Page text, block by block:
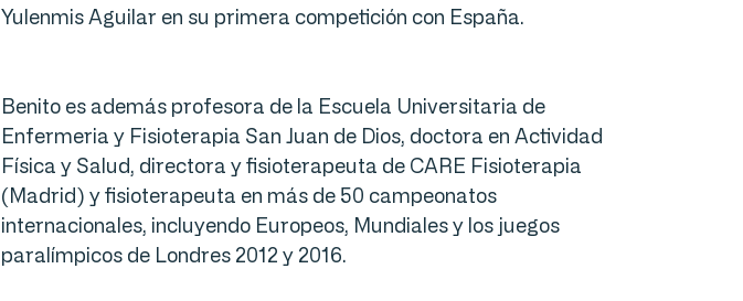
Yulenmis Aguilar en su primera competición con España.
Benito es además profesora de la Escuela Universitaria de
Enfermeria y Fisioterapia San Juan de Dios, doctora en Actividad
Física y Salud, directora y fisioterapeuta de CARE Fisioterapia
(Madrid) y fisioterapeuta en más de 50 campeonatos
internacionales, incluyendo Europeos, Mundiales y los juegos
paralímpicos de Londres 2012 y 2016.